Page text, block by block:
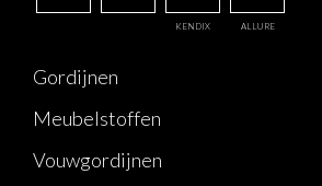
KENDIX ALLURE
Gordijnen
Meubelstoffen
Vouwgordijnen